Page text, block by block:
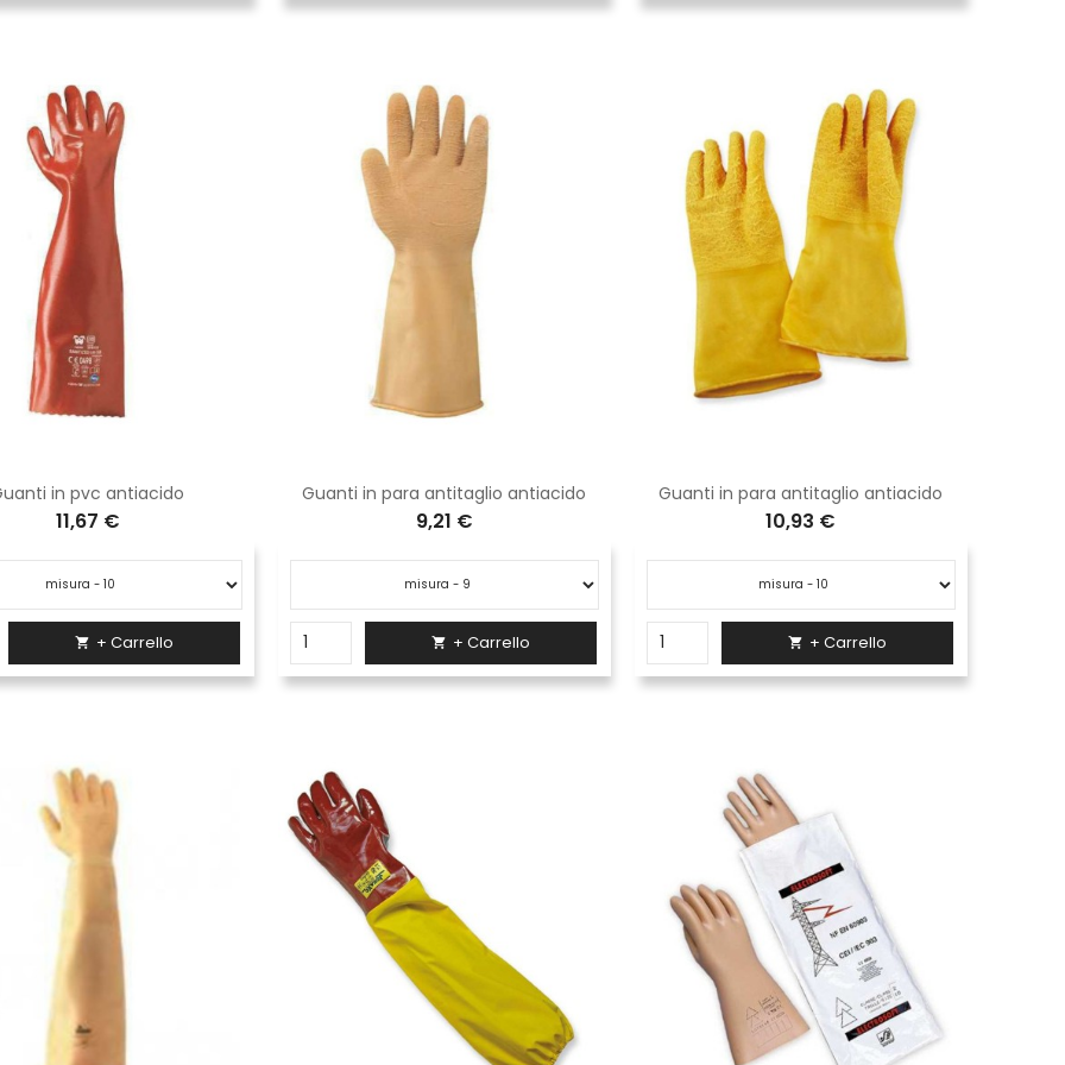
in pvc antiacido
11,67 €
 + Carrello
Guanti in para antitaglio antiacido
9,21 €
 + Carrello
Guanti in para antitaglio antiacido
10,93 €
 + Carrello